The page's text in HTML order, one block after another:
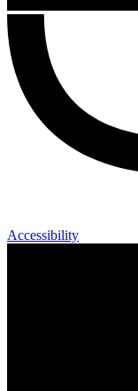
Accessibility